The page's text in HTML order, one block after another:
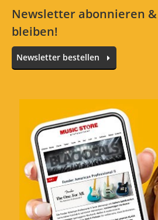
Newsletter abonnieren
bleiben!
Newsletter bestellen